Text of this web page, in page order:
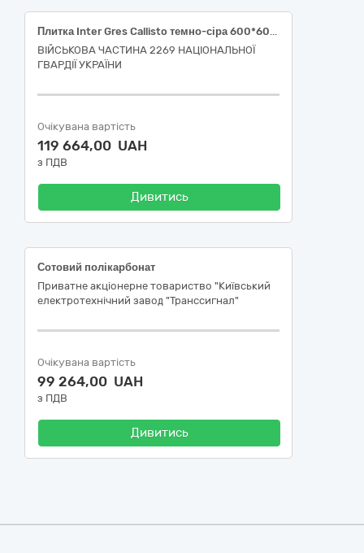
Плитка Inter Gres Callisto темно-сіра 600*600*8, плитка Inter Gres Mirabel світло-коричнева 600*600*8
ВІЙСЬКОВА ЧАСТИНА 2269 НАЦІОНАЛЬНОЇ
ГВАРДІЇ УКРАЇНИ
Очікувана вартість
119 664,00 UAH
з ПДВ
Дивитись
Сотовий полікарбонат
Приватне акціонерне товариство "Київський
електротехнічний завод "Транссигнал"
Очікувана вартість
99 264,00 UAH
з ПДВ
Дивитись